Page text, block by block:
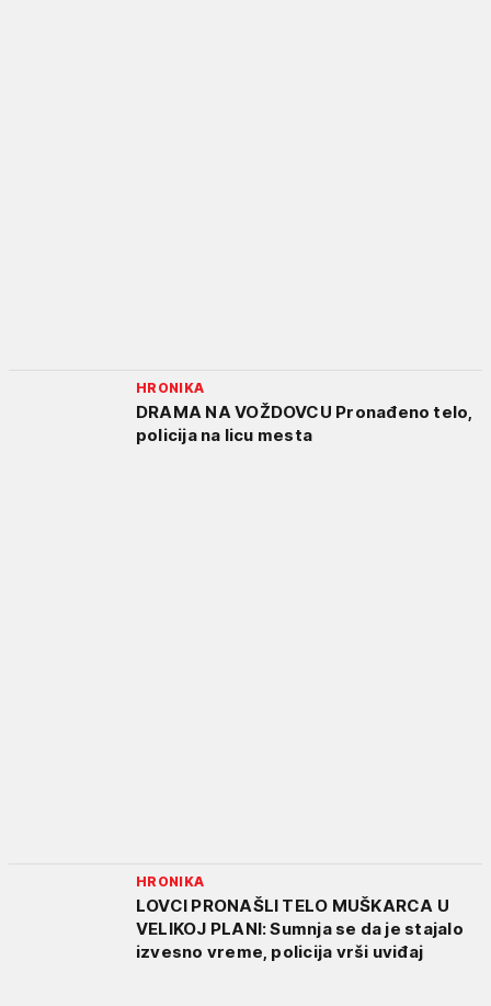
HRONIKA
DRAMA NA VOŽDOVCU Pronađeno telo,
policija na licu mesta
HRONIKA
LOVCI PRONAŠLI TELO MUŠKARCA U
VELIKOJ PLANI: Sumnja se da je stajalo
izvesno vreme, policija vrši uviđaj